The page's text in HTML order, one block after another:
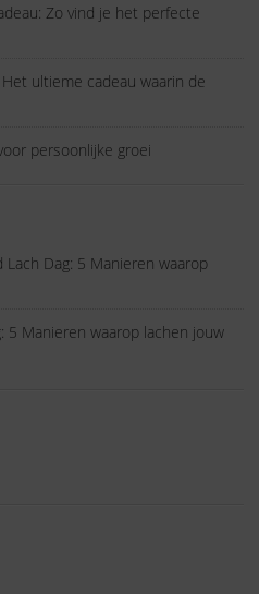
Zo vind je het perfecte
ultieme cadeau waarin de
persoonlijke groei
Lach Dag: 5 Manieren waarop
5 Manieren waarop lachen jouw